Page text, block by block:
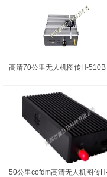
高清70公里无人机图传H-510B
50公里cofdm高清无人机图传